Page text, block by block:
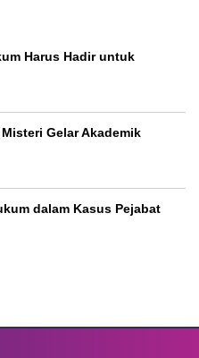
Harus Hadir untuk
Gelar Akademik
dalam Kasus Pejabat